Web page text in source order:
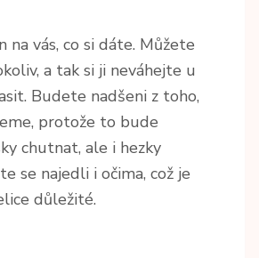
na vás, co si dáte. Můžete
a tak si ji neváhejte u
Budete nadšeni z toho,
protože to bude
chutnat, ale i hezky
se najedli i očima, což je
důležité.